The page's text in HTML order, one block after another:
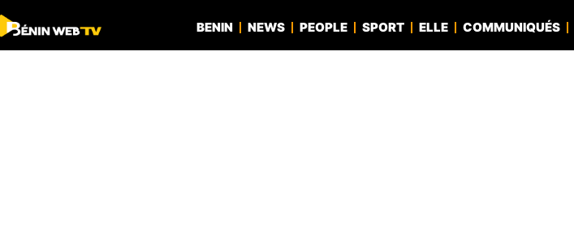
BENIN NEWS PEOPLE SPORT ELLE COMMUNIQUÉS